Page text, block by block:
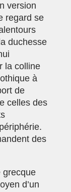
version
regard se
duchesse
la colline
à
de
celles des
des
grecque
d’un